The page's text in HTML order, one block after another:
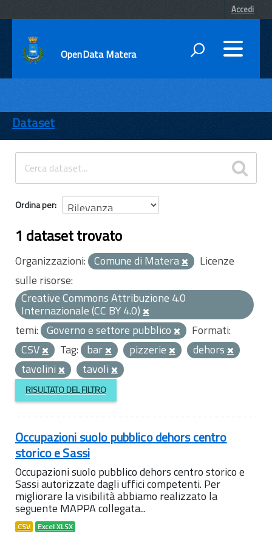
Accedi
OpenData Matera
ENTI
TEMI
INFORMAZIONI
Dataset
Ordina per
1 dataset trovato
Organizzazioni: Comune di Matera
Licenze
sulle risorse:
Creative Commons Attribuzione 4.0
Internazionale (CC BY 4.0)
temi: Governo e settore pubblico
Formati:
CSV
Tag: bar pizzerie
dehors
tavolini
tavoli
RISULTATO DEL FILTRO
Occupazioni suolo pubblico dehors centro
storico e Sassi
Occupazioni suolo pubblico dehors centro storico e
Sassi autorizzate dagli uffici competenti. Per
migliorare la visibilità abbiamo realizzato la
seguente MAPPA collegata...
CSV Excel XLSX